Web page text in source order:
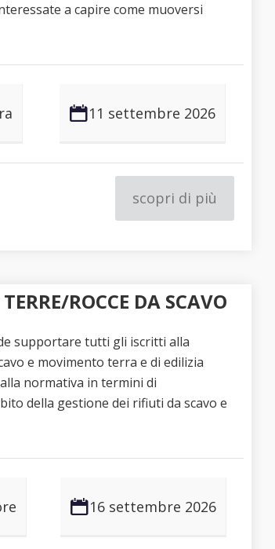
a capire come muoversi
11 settembre 2026
scopri di più
ROCCE DA SCAVO
supportare tutti gli iscritti alla
e movimento terra e di edilizia
normativa in termini di
della gestione dei rifiuti da scavo e
16 settembre 2026